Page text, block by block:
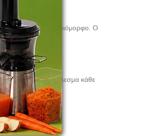
δεν είναι ποτέ ομοιόμορφο. Ο
για τέλειο αποτέλεσμα κάθε